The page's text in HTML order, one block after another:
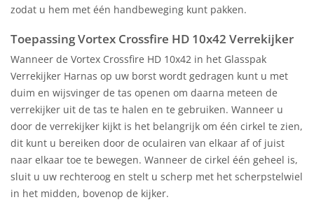
zodat u hem met één handbeweging kunt pakken.
Toepassing Vortex Crossfire HD 10x42 Verrekijker
Wanneer de Vortex Crossfire HD 10x42 in het Glasspak
Verrekijker Harnas op uw borst wordt gedragen kunt u met
duim en wijsvinger de tas openen om daarna meteen de
verrekijker uit de tas te halen en te gebruiken. Wanneer u
door de verrekijker kijkt is het belangrijk om één cirkel te zien,
dit kunt u bereiken door de oculairen van elkaar af of juist
naar elkaar toe te bewegen. Wanneer de cirkel één geheel is,
sluit u uw rechteroog en stelt u scherp met het scherpstelwiel
in het midden, bovenop de kijker.